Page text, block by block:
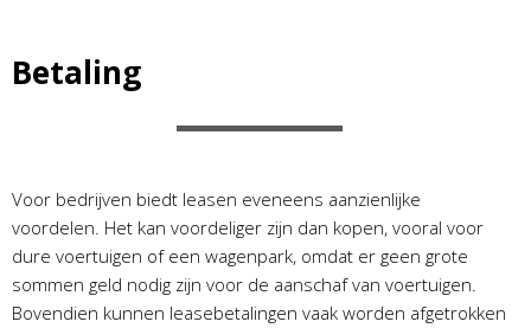
Betaling
Voor bedrijven biedt leasen eveneens aanzienlijke
voordelen. Het kan voordeliger zijn dan kopen, vooral voor
dure voertuigen of een wagenpark, omdat er geen grote
sommen geld nodig zijn voor de aanschaf van voertuigen.
Bovendien kunnen leasebetalingen vaak worden afgetrokken